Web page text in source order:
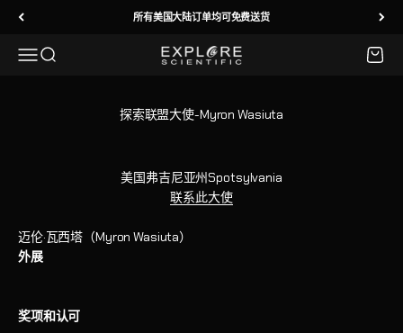
跳转到内容 所有美国大陆订单均可免费送货
菜单搜索 Explore Scientific 购物车
探索联盟大使-Myron Wasiuta
美国弗吉尼亚州Spotsylvania
联系此大使
迈伦·瓦西塔（Myron Wasiuta）
外展
奖项和认可